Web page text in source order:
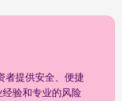
者提供安全、便捷
验和专业的风险